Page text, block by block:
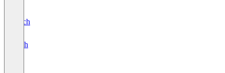
Deutsch
English